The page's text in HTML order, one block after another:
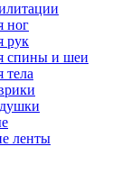
ног
рук
спины и шеи
тела
ленты